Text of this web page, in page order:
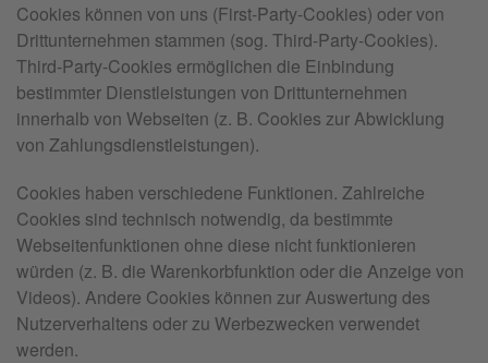
Cookies können von uns (First-Party-Cookies) oder von
Drittunternehmen stammen (sog. Third-Party-Cookies).
Third-Party-Cookies ermöglichen die Einbindung
bestimmter Dienstleistungen von Drittunternehmen
innerhalb von Webseiten (z. B. Cookies zur Abwicklung
von Zahlungsdienstleistungen).
Cookies haben verschiedene Funktionen. Zahlreiche
Cookies sind technisch notwendig, da bestimmte
Webseitenfunktionen ohne diese nicht funktionieren
würden (z. B. die Warenkorbfunktion oder die Anzeige von
Videos). Andere Cookies können zur Auswertung des
Nutzerverhaltens oder zu Werbezwecken verwendet
werden.